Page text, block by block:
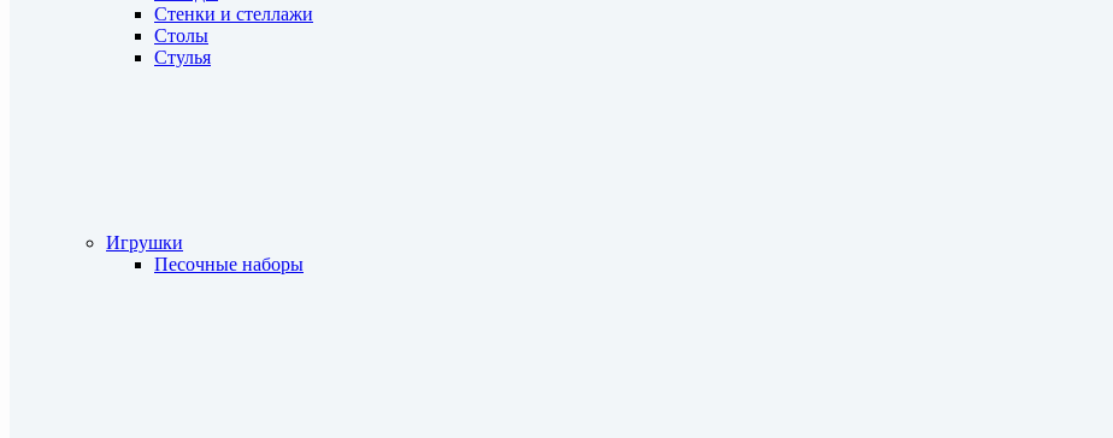
Стенки и стеллажи
Столы
Стулья
Игрушки
Песочные наборы